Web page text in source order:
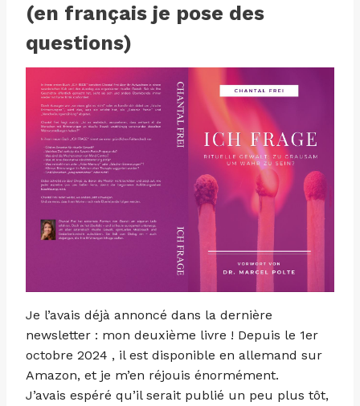
(en français je pose des
questions)
Je l’avais déjà annoncé dans la dernière
newsletter : mon deuxième livre ! Depuis le 1er
octobre 2024 , il est disponible en allemand sur
Amazon, et je m’en réjouis énormément.
J’avais espéré qu’il serait publié un peu plus tôt,